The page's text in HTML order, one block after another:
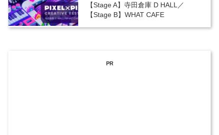
【Stage A】寺田倉庫 D HALL／
【Stage B】WHAT CAFE
PR